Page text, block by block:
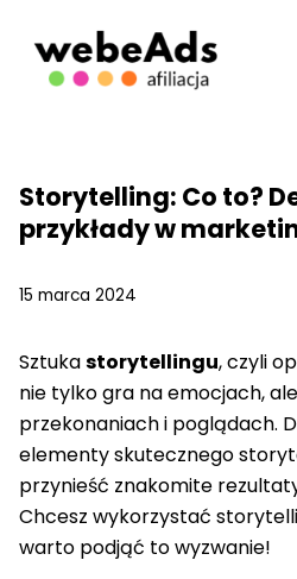
Storytelling: Co to?
przykłady w
15 marca 2024
Sztukastorytellingu, czyli
nie tylko gra na emocjach,
przekonaniach i poglądach.
elementy skutecznego
przynieść znakomite
Chcesz wykorzystać
warto podjąć to wyzwanie!